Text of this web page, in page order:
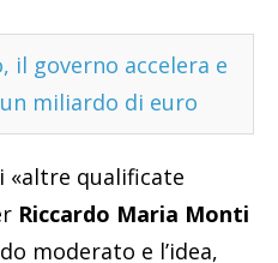
il governo accelera e
miliardo di euro
«altre qualificate
Riccardo Maria Monti
moderato e l’idea,